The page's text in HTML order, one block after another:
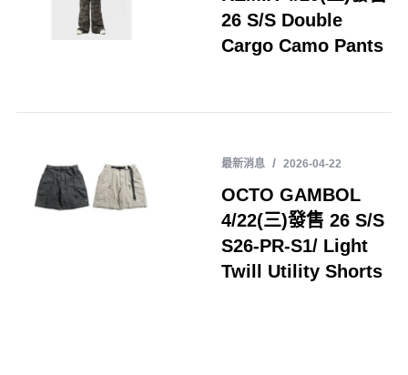
26 S/S Double
Cargo Camo Pants
最新消息 2026-04-22
OCTO GAMBOL
4/22(三)發售 26 S/S
S26-PR-S1/ Light
Twill Utility Shorts